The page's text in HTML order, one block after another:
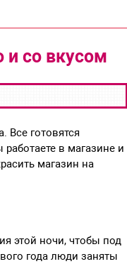
и со вкусом
Все готовятся
в магазине и
магазин на
этой ночи, чтобы под
года люди заняты